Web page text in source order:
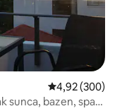
Prosječna
4,92 (300)
sunca, bazen, spa